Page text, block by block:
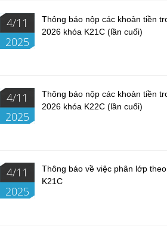
4/11
2025
Thông báo nộp các khoản tiền
2026 khóa K21C (lần cuối)
4/11
2025
Thông báo nộp các khoản tiền
2026 khóa K22C (lần cuối)
4/11
2025
Thông báo về việc phân lớp
K21C